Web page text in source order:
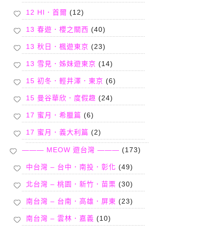
12 HI．首爾 (12)
13 春遊．櫻之關西 (40)
13 秋日．楓遊東京 (23)
13 雪見．姊妹遊東京 (14)
15 初冬．輕井澤．東京 (6)
15 曼谷華欣．度假趣 (24)
17 蜜月．希臘篇 (6)
17 蜜月．義大利篇 (2)
——— MEOW 遊台灣 ——— (173)
中台灣 – 台中．南投．彰化 (49)
北台灣 – 桃園．新竹．苗栗 (30)
南台灣 – 台南．高雄．屏東 (23)
南台灣 – 雲林．嘉義 (10)